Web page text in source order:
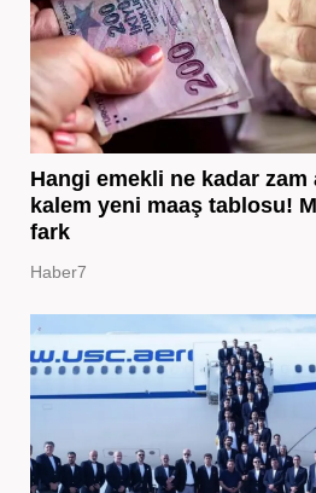
Hangi emekli ne kadar zam
kalem yeni maaş tablosu!
fark
Haber7